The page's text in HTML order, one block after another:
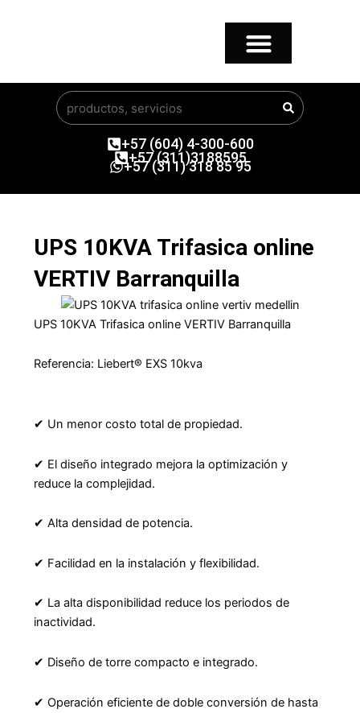
Buscar
+57 (604) 4-300-600
+57 (311)3188595
+57 (311) 318 85 95
UPS 10KVA Trifasica online
VERTIV Barranquilla
UPS 10KVA Trifasica online VERTIV Barranquilla
Referencia: Liebert® EXS 10kva
✔ Un menor costo total de propiedad.
✔ El diseño integrado mejora la optimización y
reduce la complejidad.
✔ Alta densidad de potencia.
✔ Facilidad en la instalación y flexibilidad.
✔ La alta disponibilidad reduce los periodos de
inactividad.
✔ Diseño de torre compacto e integrado.
✔ Operación eficiente de doble conversión de hasta